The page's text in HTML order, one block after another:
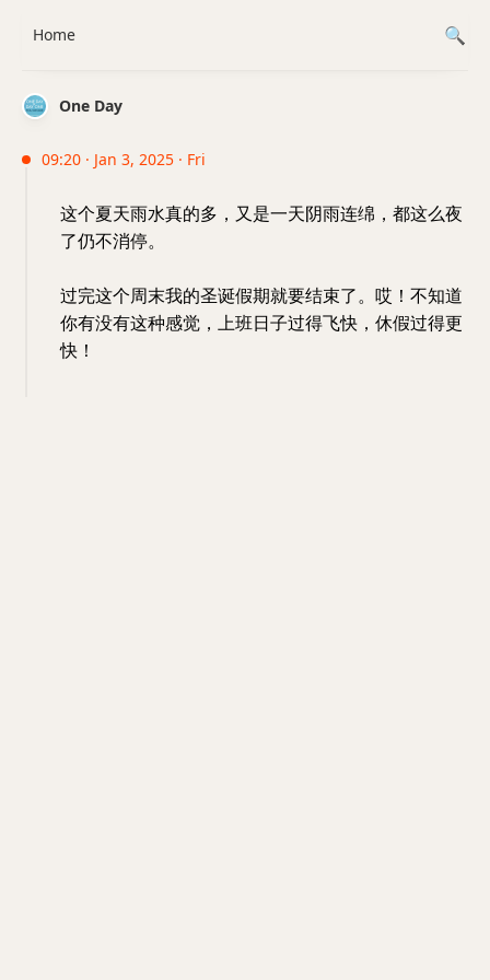
One Day
09:20 · Jan 3, 2025 · Fri
这个夏天雨水真的多，又是一天阴雨连绵，都这么夜
了仍不消停。
过完这个周末我的圣诞假期就要结束了。哎！不知道
你有没有这种感觉，上班日子过得飞快，休假过得更
快！
Home